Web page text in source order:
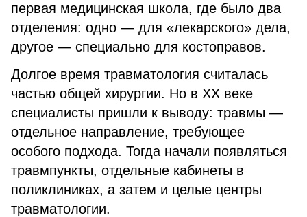
первая медицинская школа, где было два
отделения: одно — для «лекарского» дела,
другое — специально для костоправов.
Долгое время травматология считалась
частью общей хирургии. Но в XX веке
специалисты пришли к выводу: травмы —
отдельное направление, требующее
особого подхода. Тогда начали появляться
травмпункты, отдельные кабинеты в
поликлиниках, а затем и целые центры
травматологии.